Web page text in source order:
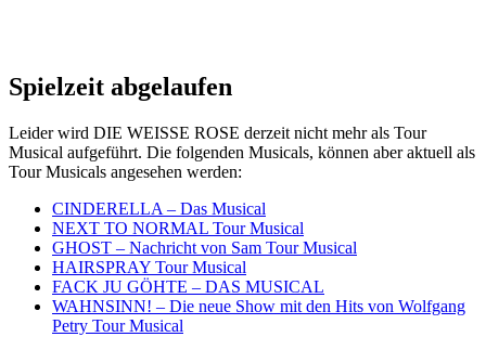
Spielzeit abgelaufen
Leider wird DIE WEISSE ROSE derzeit nicht mehr als Tour
Musical aufgeführt. Die folgenden Musicals, können aber aktuell als
Tour Musicals angesehen werden:
CINDERELLA – Das Musical
NEXT TO NORMAL Tour Musical
GHOST – Nachricht von Sam Tour Musical
HAIRSPRAY Tour Musical
FACK JU GÖHTE – DAS MUSICAL
WAHNSINN! – Die neue Show mit den Hits von Wolfgang
Petry Tour Musical